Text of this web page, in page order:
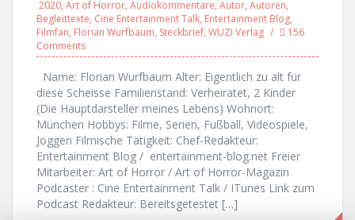
2020, Art of Horror, Audiokommentare, Autor, Autoren,
Begleittexte, Cine Entertainment Talk, Entertainment Blog,
Filmfan, Florian Wurfbaum, Steckbrief, WUZI Verlag
156
Comments
Name: Florian Wurfbaum Alter: Eigentlich zu alt für
diese Scheisse Familienstand: Verheiratet, 2 Kinder
(Die Hauptdarsteller meines Lebens) Wohnort:
München Hobbys: Filme, Serien, Fußball, Videospiele,
Joggen Filmische Tätigkeit: Chef-Redakteur:
Entertainment Blog / entertainment-blog.net Freier
Mitarbeiter: Art of Horror / Art of Horror-Magazin
Podcaster : Cine Entertainment Talk / ITunes Link zum
Podcast Redakteur: Bereitsgetestet […]